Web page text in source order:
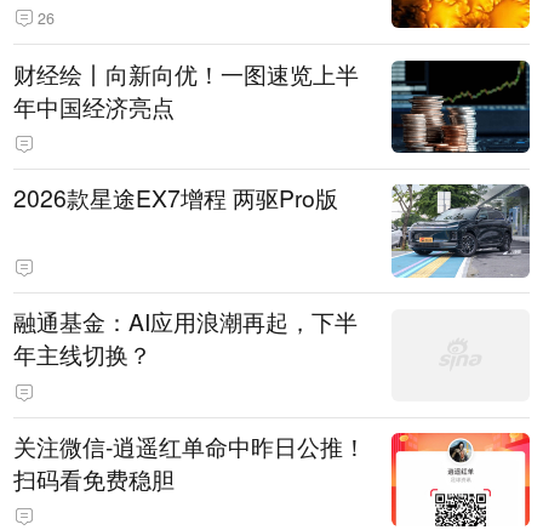
26
财经绘丨向新向优！一图速览上半
年中国经济亮点
2026款星途EX7增程 两驱Pro版
融通基金：AI应用浪潮再起，下半
年主线切换？
关注微信-逍遥红单命中昨日公推！
扫码看免费稳胆